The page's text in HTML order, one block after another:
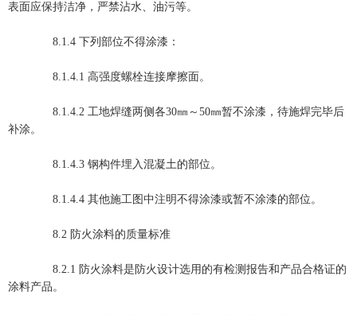
表面应保持洁净，严禁沾水、油污等。
8.1.4 下列部位不得涂漆：
8.1.4.1 高强度螺栓连接摩擦面。
8.1.4.2 工地焊缝两侧各30㎜～50㎜暂不涂漆，待施焊完毕后
补涂。
8.1.4.3 钢构件埋入混凝土的部位。
8.1.4.4 其他施工图中注明不得涂漆或暂不涂漆的部位。
8.2 防火涂料的质量标准
8.2.1 防火涂料是防火设计选用的有检测报告和产品合格证的
涂料产品。